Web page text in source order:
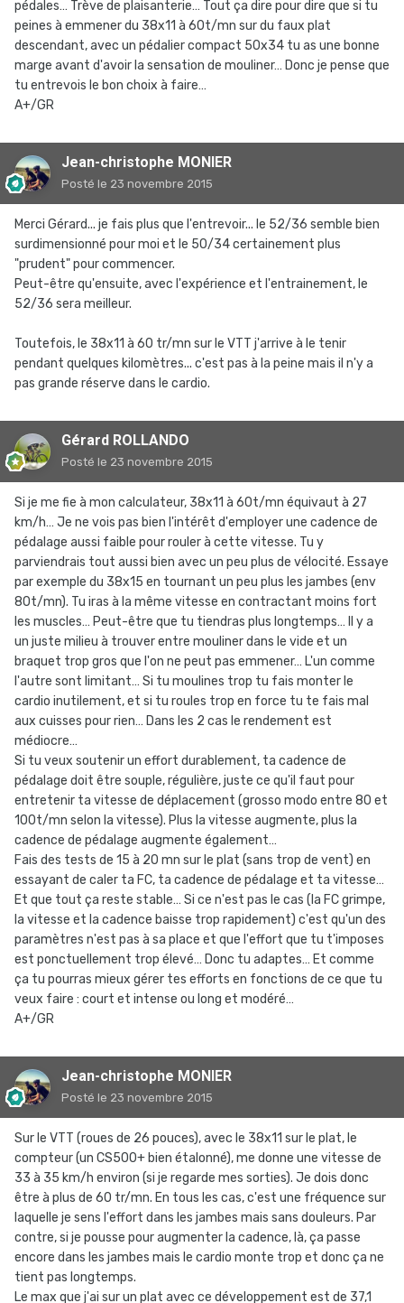
pédales… Trève de plaisanterie… Tout ça dire pour dire que si tu
peines à emmener du 38x11 à 60t/mn sur du faux plat
descendant, avec un pédalier compact 50x34 tu as une bonne
marge avant d'avoir la sensation de mouliner… Donc je pense que
tu entrevois le bon choix à faire…
A+/GR
Jean-christophe MONIER
Posté le 23 novembre 2015
Merci Gérard... je fais plus que l'entrevoir... le 52/36 semble bien
surdimensionné pour moi et le 50/34 certainement plus
"prudent" pour commencer.
Peut-être qu'ensuite, avec l'expérience et l'entrainement, le
52/36 sera meilleur.
Toutefois, le 38x11 à 60 tr/mn sur le VTT j'arrive à le tenir
pendant quelques kilomètres... c'est pas à la peine mais il n'y a
pas grande réserve dans le cardio.
Gérard ROLLANDO
Posté le 23 novembre 2015
Si je me fie à mon calculateur, 38x11 à 60t/mn équivaut à 27
km/h… Je ne vois pas bien l'intérêt d'employer une cadence de
pédalage aussi faible pour rouler à cette vitesse. Tu y
parviendrais tout aussi bien avec un peu plus de vélocité. Essaye
par exemple du 38x15 en tournant un peu plus les jambes (env
80t/mn). Tu iras à la même vitesse en contractant moins fort
les muscles… Peut-être que tu tiendras plus longtemps… Il y a
un juste milieu à trouver entre mouliner dans le vide et un
braquet trop gros que l'on ne peut pas emmener… L'un comme
l'autre sont limitant… Si tu moulines trop tu fais monter le
cardio inutilement, et si tu roules trop en force tu te fais mal
aux cuisses pour rien… Dans les 2 cas le rendement est
médiocre…
Si tu veux soutenir un effort durablement, ta cadence de
pédalage doit être souple, régulière, juste ce qu'il faut pour
entretenir ta vitesse de déplacement (grosso modo entre 80 et
100t/mn selon la vitesse). Plus la vitesse augmente, plus la
cadence de pédalage augmente également…
Fais des tests de 15 à 20 mn sur le plat (sans trop de vent) en
essayant de caler ta FC, ta cadence de pédalage et ta vitesse…
Et que tout ça reste stable… Si ce n'est pas le cas (la FC grimpe,
la vitesse et la cadence baisse trop rapidement) c'est qu'un des
paramètres n'est pas à sa place et que l'effort que tu t'imposes
est ponctuellement trop élevé… Donc tu adaptes… Et comme
ça tu pourras mieux gérer tes efforts en fonctions de ce que tu
veux faire : court et intense ou long et modéré…
A+/GR
Jean-christophe MONIER
Posté le 23 novembre 2015
Sur le VTT (roues de 26 pouces), avec le 38x11 sur le plat, le
compteur (un CS500+ bien étalonné), me donne une vitesse de
33 à 35 km/h environ (si je regarde mes sorties). Je dois donc
être à plus de 60 tr/mn. En tous les cas, c'est une fréquence sur
laquelle je sens l'effort dans les jambes mais sans douleurs. Par
contre, si je pousse pour augmenter la cadence, là, ça passe
encore dans les jambes mais le cardio monte trop et donc ça ne
tient pas longtemps.
Le max que j'ai sur un plat avec ce développement est de 37,1